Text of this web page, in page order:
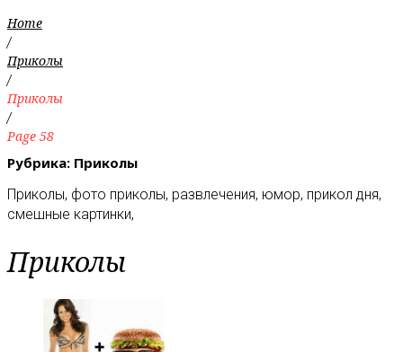
Home
/
Приколы
/
Приколы
/
Page 58
Рубрика: Приколы
Приколы, фото приколы, развлечения, юмор, прикол дня,
смешные картинки,
Приколы